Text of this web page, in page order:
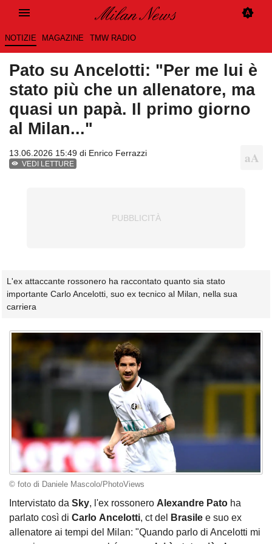
NOTIZIE MAGAZINE TMW RADIO
Pato su Ancelotti: "Per me lui è
stato più che un allenatore, ma
quasi un papà. Il primo giorno
al Milan..."
13.06.2026 15:49 di Enrico Ferrazzi
VEDI LETTURE
L'ex attaccante rossonero ha raccontato quanto sia stato
importante Carlo Ancelotti, suo ex tecnico al Milan, nella sua
carriera
© foto di Daniele Mascolo/PhotoViews
Intervistato da Sky, l'ex rossonero Alexandre Pato ha
parlato così di Carlo Ancelotti, ct del Brasile e suo ex
allenatore ai tempi del Milan: "Quando parlo di Ancelotti mi